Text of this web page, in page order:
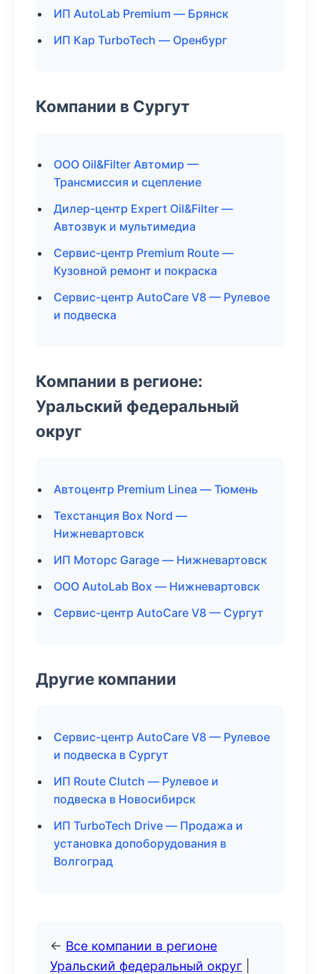
ИП AutoLab Premium — Брянск
ИП Кар TurboTech — Оренбург
Компании в Сургут
ООО Oil&Filter Автомир —
Трансмиссия и сцепление
Дилер-центр Expert Oil&Filter —
Автозвук и мультимедиа
Сервис-центр Premium Route —
Кузовной ремонт и покраска
Сервис-центр AutoCare V8 — Рулевое
и подвеска
Компании в регионе:
Уральский федеральный
округ
Автоцентр Premium Linea — Тюмень
Техстанция Box Nord —
Нижневартовск
ИП Моторс Garage — Нижневартовск
ООО AutoLab Box — Нижневартовск
Сервис-центр AutoCare V8 — Сургут
Другие компании
Сервис-центр AutoCare V8 — Рулевое
и подвеска в Сургут
ИП Route Clutch — Рулевое и
подвеска в Новосибирск
ИП TurboTech Drive — Продажа и
установка допоборудования в
Волгоград
← Все компании в регионе
Уральский федеральный округ